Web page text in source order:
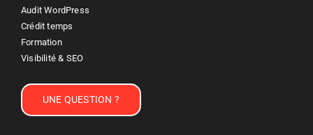
Audit WordPress
Crédit temps
Formation
Visibilité & SEO
UNE QUESTION ?